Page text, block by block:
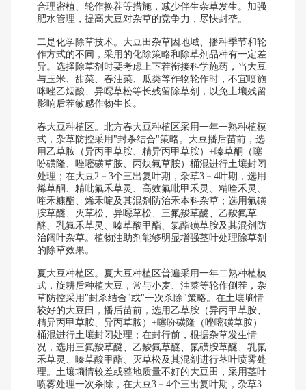
合理密植、轮作换茬等措施，减少伴生杂草发生。加强
肥水管理，提高大豆对杂草的竞争力，尽快封垄。
二是化学除草技术。大豆田杂草因地域、播种季节和轮
作方式的不同，采用的化除策略和除草剂品种有一定差
异。选择除草剂时要考虑上下茬衔接科学施药，当大豆
与玉米、甜菜、春油菜、瓜类等作物轮作时，不宜喷施
咪唑乙烟酸、异噁草松等长残留除草剂，以免土壤残留
影响后茬敏感作物生长。
春大豆种植区。北方春大豆种植区采用一年一熟种植模
式，杂草防控采用"封杀结合"策略。大豆播后苗前，选
用乙草胺（异丙甲草胺、精异丙甲草胺）+嗪草酮（噻
吩磺隆、唑嘧磺草胺、丙炔氟草胺）桶混进行土壤封闭
处理；在大豆2－3个三出复叶期，杂草3－4叶期，选用
烯草酮、精吡氟禾草灵、高效氟吡甲禾灵、精喹禾灵、
喹禾糠酯、烯禾啶及其混剂防治禾本科杂草；选用氟磺
胺草醚、灭草松、异噁草松、三氟羧草醚、乙羧氟草
醚、乳氟禾草灵、嗪草酸甲酯、氯酯磺草胺及其混剂防
治阔叶杂草。植物油助剂能够明显增强茎叶处理除草剂
的除草效果。
夏大豆种植区。夏大豆种植区普遍采用一年二熟种植模
式，旋耕后种植大豆，常与小麦、油菜等轮作倒茬，杂
草防控采用"封杀结合"或"一次杀除"策略。在土壤墒情
较好的大豆田，播后苗前，选用乙草胺（异丙甲草胺、
精异丙甲草胺、异丙草胺）+噻吩磺隆（唑嘧磺草胺）
桶混进行土壤封闭处理；在封行前，根据杂草发生情
况，选用三氟羧草醚、乙羧氟草醚、氟磺胺草醚、乳氟
禾草灵、嗪草酸甲酯、灭草松及其混剂进行茎叶喷雾处
理。土壤墒情较差或整地质量不好的大豆田，采用茎叶
喷雾处理一次杀除，在大豆3－4个三出复叶期，杂草3